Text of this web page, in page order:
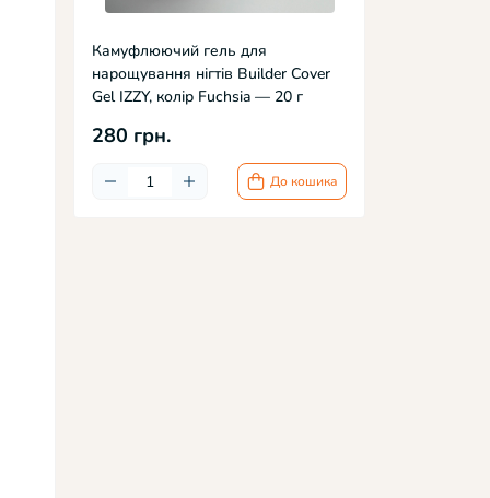
Камуфлюючий гель для
нарощування нігтів Builder Cover
Gel IZZY, колір Fuchsia — 20 г
280 грн.
До кошика